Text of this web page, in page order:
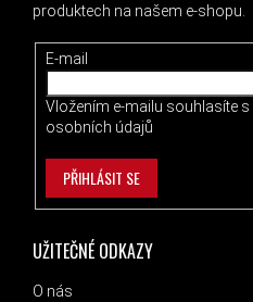
UŽITEČNÉ ODKAZY
O nás
produktech na našem e-shopu.
E-mail
Vložením e-mailu souhlasíte s
osobních údajů
PŘIHLÁSIT SE